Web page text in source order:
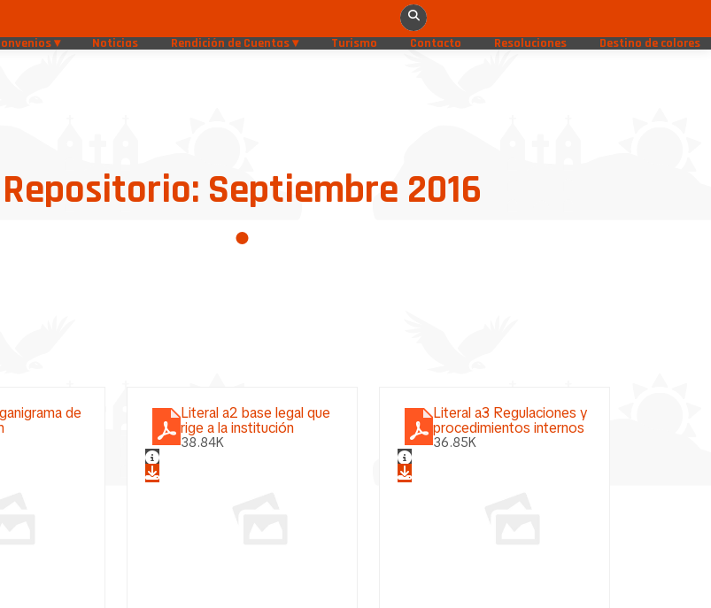
Noticias Rendición de Cuentas Turismo Contacto Resoluciones Destino de colores
Repositorio: Septiembre 2016
de
Literal a2 base legal que
rige a la institución
38.84K
Literal a3 Regulaciones y
procedimientos internos
36.85K